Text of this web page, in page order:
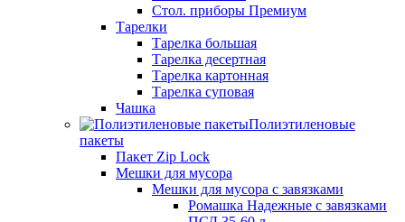
Стол. приборы Премиум
Тарелки
Тарелка большая
Тарелка десертная
Тарелка картонная
Тарелка суповая
Чашка
Полиэтиленовые
пакеты
Пакет Zip Lock
Мешки для мусора
Мешки для мусора с завязками
Ромашка Надежные с завязками